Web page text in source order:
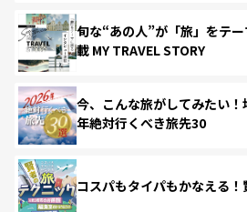
旬な“あの人”が「旅」をテ
載 MY TRAVEL STORY
今、こんな旅がしてみたい
年絶対行くべき旅先30
コスパもタイパもかなえる